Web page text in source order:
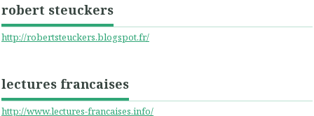
robert steuckers
http://robertsteuckers.blogspot.fr/
lectures francaises
http://www.lectures-francaises.info/